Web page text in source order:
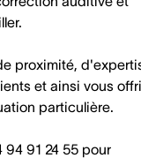
proximité,
et ainsi vous
particulière.
91 24 55 pour